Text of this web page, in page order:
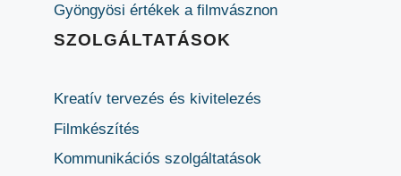
Gyöngyösi értékek a filmvásznon
SZOLGÁLTATÁSOK
Kreatív tervezés és kivitelezés
Filmkészítés
Kommunikációs szolgáltatások